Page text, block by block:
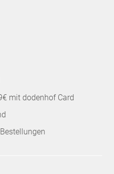
mit dodenhof Card